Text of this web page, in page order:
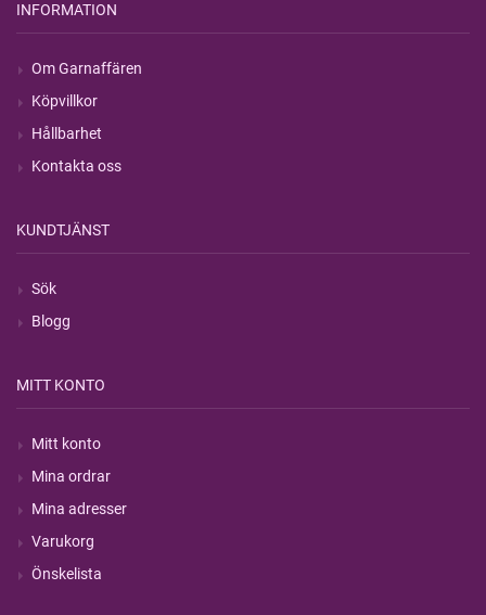
INFORMATION
Om Garnaffären
Köpvillkor
Hållbarhet
Kontakta oss
KUNDTJÄNST
Sök
Blogg
MITT KONTO
Mitt konto
Mina ordrar
Mina adresser
Varukorg
Önskelista